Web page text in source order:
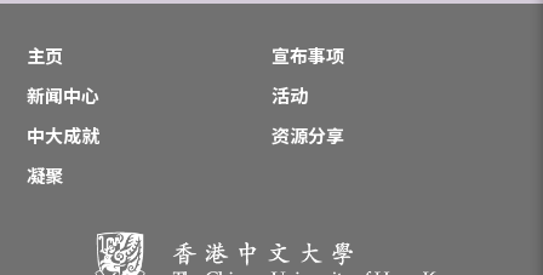
主页
宣布事项
新闻中心
活动
中大成就
资源分享
凝聚